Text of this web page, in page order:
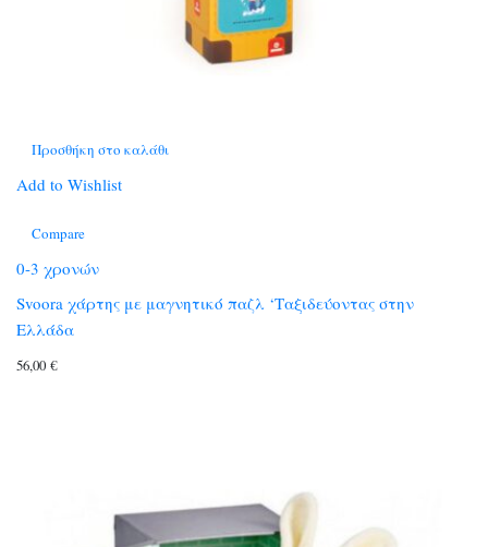
Προσθήκη στο καλάθι
Add to Wishlist
Compare
0-3 χρονών
Svoora χάρτης με μαγνητικό παζλ ‘Ταξιδεύοντας στην
Ελλάδα
56,00 €